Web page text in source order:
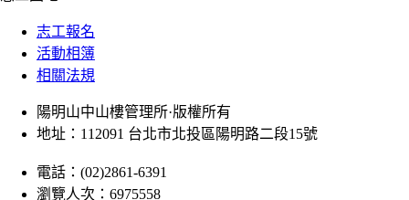
志工報名
活動相簿
相關法規
陽明山中山樓管理所·版權所有
地址：112091 台北市北投區陽明路二段15號
電話：(02)2861-6391
瀏覽人次：6975558